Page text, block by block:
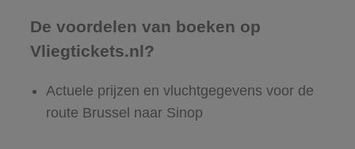
De voordelen van boeken op
Vliegtickets.nl?
Actuele prijzen en vluchtgegevens voor de
route Brussel naar Sinop